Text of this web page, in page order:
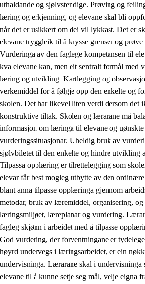
uthaldande og sjølvstendige. Prøving og
læring og erkjenning, og elevane skal bli
når det er usikkert om dei vil lykkast. Det er
elevane tryggleik til å krysse grenser og prøve
Vurderinga av den faglege kompetansen til
kva elevane kan, men eit sentralt formål med
læring og utvikling. Kartlegging og
verkemiddel for å følgje opp den enkelte og
skolen. Det har likevel liten verdi dersom det
konstruktive tiltak. Skolen og lærarane må
informasjon om læringa til elevane og
vurderingssituasjonar. Uheldig bruk av
sjølvbiletet til den enkelte og hindre utvikling
Tilpassa opplæring er tilrettelegging som
elevar får best mogleg utbytte av den
blant anna tilpasse opplæringa gjennom
metodar, bruk av læremiddel, organisering, og
læringsmiljøet, læreplanar og vurdering.
fagleg skjønn i arbeidet med å tilpasse
God vurdering, der forventningane er
høyrd undervegs i læringsarbeidet, er ein
undervisninga. Lærarane skal i undervisninga
elevane til å kunne setje seg mål, velje eigna